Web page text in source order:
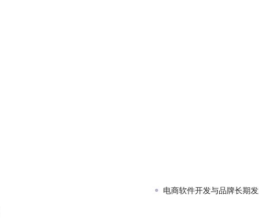
电商软件开发与品牌长期